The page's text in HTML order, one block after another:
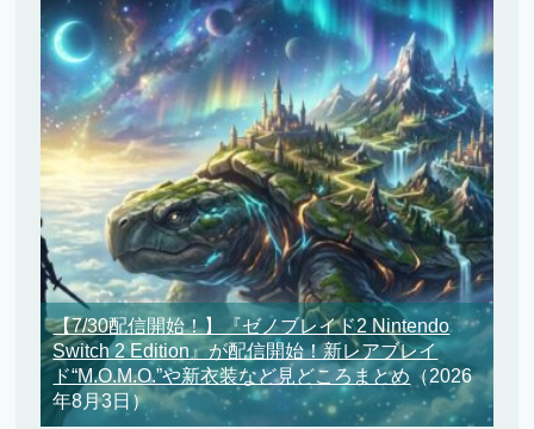
【7/30配信開始！】『ゼノブレイド2 Nintendo
Switch 2 Edition』が配信開始！新レアブレイ
ド“M.O.M.O.”や新衣装など見どころまとめ（2026
年8月3日）